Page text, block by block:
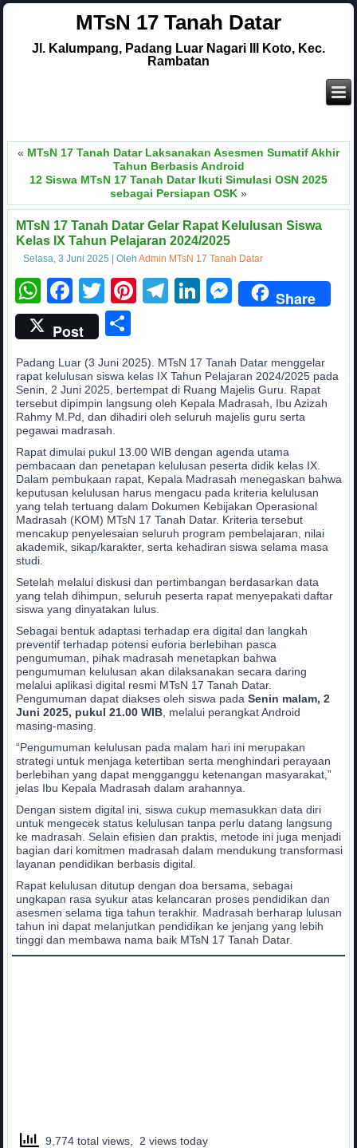
MTsN 17 Tanah Datar
Jl. Kalumpang, Padang Luar Nagari III Koto, Kec.
Rambatan
« MTsN 17 Tanah Datar Laksanakan Asesmen Sumatif Akhir
Tahun Berbasis Android
12 Siswa MTsN 17 Tanah Datar Ikuti Simulasi OSN 2025
sebagai Persiapan OSK »
MTsN 17 Tanah Datar Gelar Rapat Kelulusan Siswa
Kelas IX Tahun Pelajaran 2024/2025
Selasa, 3 Juni 2025 |Oleh Admin MTsN 17 Tanah Datar
WhatsApp
Facebook
Twitter
Pinterest
Telegram
LinkedIn
Share
Post
Padang Luar (3 Juni 2025). MTsN 17 Tanah Datar menggelar
rapat kelulusan siswa kelas IX Tahun Pelajaran 2024/2025 pada
Senin, 2 Juni 2025, bertempat di Ruang Majelis Guru. Rapat
tersebut dipimpin langsung oleh Kepala Madrasah, Ibu Azizah
Rahmy M.Pd, dan dihadiri oleh seluruh majelis guru serta
pegawai madrasah.
Rapat dimulai pukul 13.00 WIB dengan agenda utama
pembacaan dan penetapan kelulusan peserta didik kelas IX.
Dalam pembukaan rapat, Kepala Madrasah menegaskan bahwa
keputusan kelulusan harus mengacu pada kriteria kelulusan
yang telah tertuang dalam Dokumen Kebijakan Operasional
Madrasah (KOM) MTsN 17 Tanah Datar. Kriteria tersebut
mencakup penyelesaian seluruh program pembelajaran, nilai
akademik, sikap/karakter, serta kehadiran siswa selama masa
studi.
Setelah melalui diskusi dan pertimbangan berdasarkan data
yang telah dihimpun, seluruh peserta rapat menyepakati daftar
siswa yang dinyatakan lulus.
Sebagai bentuk adaptasi terhadap era digital dan langkah
preventif terhadap potensi euforia berlebihan pasca
pengumuman, pihak madrasah menetapkan bahwa
pengumuman kelulusan akan dilaksanakan secara daring
melalui aplikasi digital resmi MTsN 17 Tanah Datar.
Pengumuman dapat diakses oleh siswa padaSenin malam, 2
Juni 2025, pukul 21.00 WIB , melalui perangkat Android
masing-masing.
“Pengumuman kelulusan pada malam hari ini merupakan
strategi untuk menjaga ketertiban serta menghindari perayaan
berlebihan yang dapat mengganggu ketenangan masyarakat,”
jelas Ibu Kepala Madrasah dalam arahannya.
Dengan sistem digital ini, siswa cukup memasukkan data diri
untuk mengecek status kelulusan tanpa perlu datang langsung
ke madrasah. Selain efisien dan praktis, metode ini juga menjadi
bagian dari komitmen madrasah dalam mendukung transformasi
layanan pendidikan berbasis digital.
Rapat kelulusan ditutup dengan doa bersama, sebagai
ungkapan rasa syukur atas kelancaran proses pendidikan dan
asesmen selama tiga tahun terakhir. Madrasah berharap lulusan
tahun ini dapat melanjutkan pendidikan ke jenjang yang lebih
tinggi dan membawa nama baik MTsN 17 Tanah Datar.
9,774 total views, 2 views today